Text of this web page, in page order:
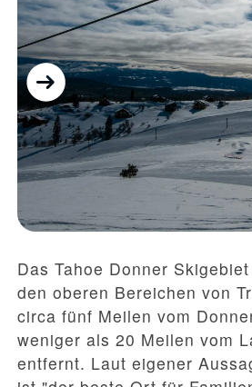
Das Tahoe Donner
den oberen Bereichen von
circa fünf Meilen vom
weniger als 20 Meilen vom
entfernt. Laut eigener